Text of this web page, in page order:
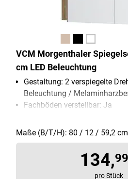
VCM Morgenthaler
cm LED Beleuchtung
Gestaltung: 2 verspiegelte
Beleuchtung /
Fachböden verstellbar: Ja
Lichtquelle der
Maße (B/T/H): 80 / 12 / 59,2 cm
134,99
pro Stück